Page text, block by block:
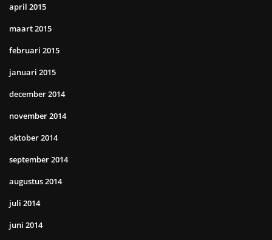
april 2015
maart 2015
februari 2015
januari 2015
december 2014
november 2014
oktober 2014
september 2014
augustus 2014
juli 2014
juni 2014